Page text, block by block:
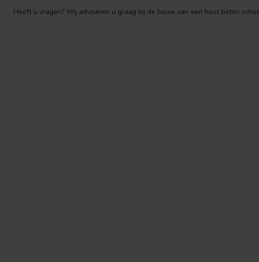
Heeft u vragen? Wij adviseren u graag bij de bouw van een hout beton